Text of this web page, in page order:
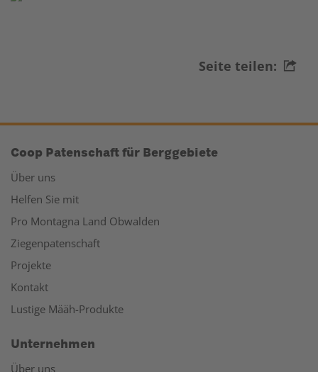
Seite teilen:
Coop Patenschaft für Berggebiete
Über uns
Helfen Sie mit
Pro Montagna Land Obwalden
Ziegenpatenschaft
Projekte
Kontakt
Lustige Määh-Produkte
Unternehmen
Über uns